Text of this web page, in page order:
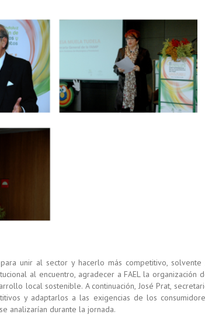
unir al sector y hacerlo más competitivo, solvente
al encuentro, agradecer a FAEL la organización
local sostenible. A continuación, José Prat,
y adaptarlos a las exigencias de los
analizarían durante la jornada.